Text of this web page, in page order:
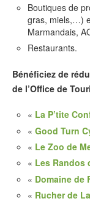
Boutiques de
gras, miels,…)
Marmandais,
Restaurants.
Bénéficiez de
de l’Office de
« La P’tite
« Good Turn
« Le Zoo de
« Les Randos
« Domaine de
« Rucher de